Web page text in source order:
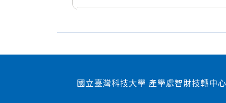
國立臺灣科技大學 產學處智財技轉